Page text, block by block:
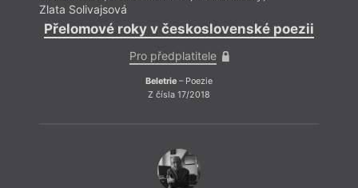
Zlata Solivajsová
Přelomové roky v československé poezii
Pro předplatitele
Beletrie– Poezie
Z čísla 17/2018